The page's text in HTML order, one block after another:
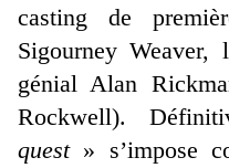
casting de
Sigourney Weaver,
génial Alan
Rockwell).
quest» s’impose